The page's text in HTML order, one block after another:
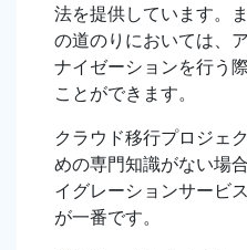
法を提供しています。
の道のりにおいては、
ナイゼーションを行う
ことができます。
クラウド移行プロジェ
めの専門知識がない場
イグレーションサービ
が一番です。